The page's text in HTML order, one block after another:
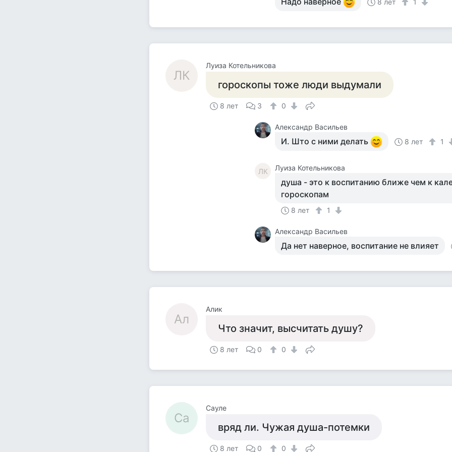
8 лет 1
ЛК
Луиза Котельникова
гороскопы тоже люди выдумали
8 лет 3 0
Александр Васильев
И. Што с ними делать 8 лет 1
ЛК Луиза Котельникова
душа - это к воспитанию ближе чем к
гороскопам
8 лет 1
Александр Васильев
Да нет наверное, воспитание не влияет
Ал
Алик
Что значит, высчитать душу?
8 лет 0 0
Са
Сауле
вряд ли. Чужая душа-потемки
8 лет 0 0